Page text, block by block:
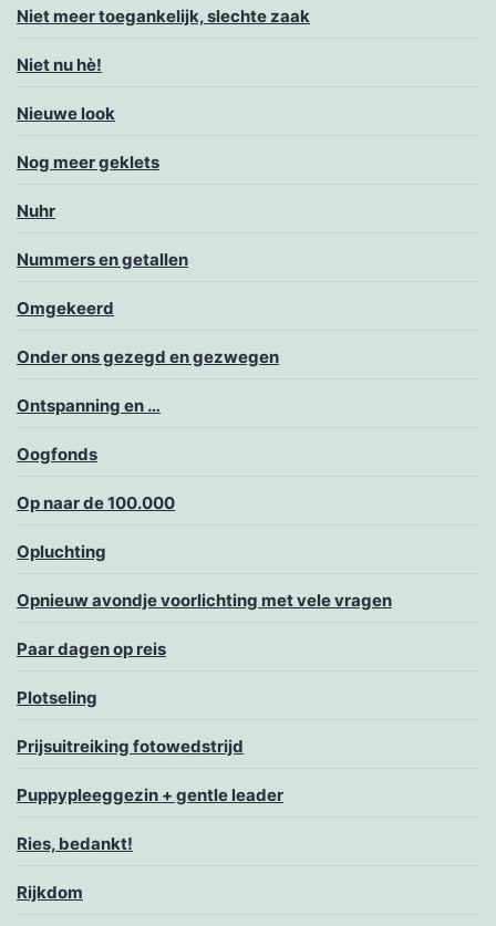
Niet meer toegankelijk, slechte zaak
Niet nu hè!
Nieuwe look
Nog meer geklets
Nuhr
Nummers en getallen
Omgekeerd
Onder ons gezegd en gezwegen
Ontspanning en …
Oogfonds
Op naar de 100.000
Opluchting
Opnieuw avondje voorlichting met vele vragen
Paar dagen op reis
Plotseling
Prijsuitreiking fotowedstrijd
Puppypleeggezin + gentle leader
Ries, bedankt!
Rijkdom